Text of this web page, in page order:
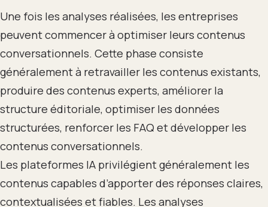
Une fois les analyses réalisées, les entreprises
peuvent commencer à optimiser leurs contenus
conversationnels. Cette phase consiste
généralement à retravailler les contenus existants,
produire des contenus experts, améliorer la
structure éditoriale, optimiser les données
structurées, renforcer les FAQ et développer les
contenus conversationnels.
Les plateformes IA privilégient généralement les
contenus capables d’apporter des réponses claires,
contextualisées et fiables. Les analyses